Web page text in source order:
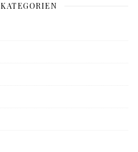
KATEGORIEN